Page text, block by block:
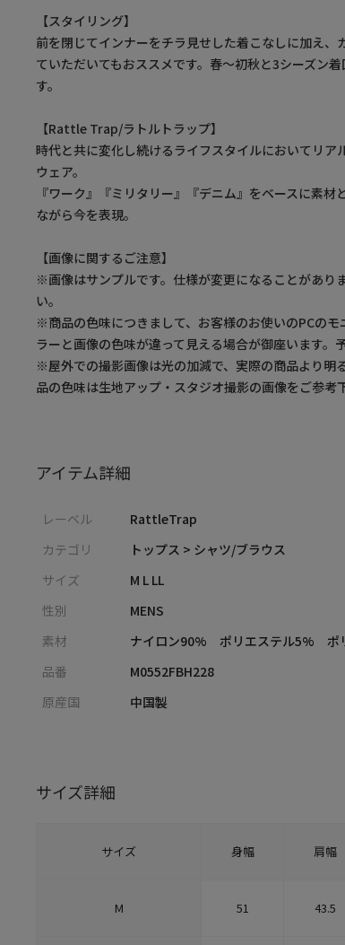
【スタイリング】
前を閉じてインナーをチラ見せした着こなしに加え、
ていただいてもおススメです。春～初秋と3シーズン
す。
【Rattle Trap/ラトルトラップ】
時代と共に変化し続けるライフスタイルにおいてリア
ウェア。
『ワーク』『ミリタリー』『デニム』をベースに素材
ながら今を表現。
【画像に関するご注意】
※画像はサンプルです。仕様が変更になることがあり
い。
※商品の色味につきまして、お客様のお使いのPCの
ラーと画像の色味が違って見える場合が御座います。
※屋外での撮影画像は光の加減で、実際の商品より明
品の色味は生地アップ・スタジオ撮影の画像をご参考
アイテム詳細
レーベル
RattleTrap
カテゴリ
トップス > シャツ/ブラウス
サイズ
M L LL
性別
MENS
素材
ナイロン90% ポリエステル5% ポ
品番
M0552FBH228
原産国
中国製
サイズ詳細
サイズ 身幅 肩幅
M 51 43.5